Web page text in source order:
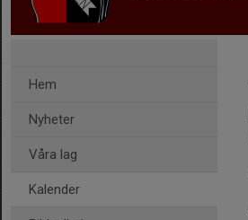
Hem
Nyheter
Våra lag
Kalender